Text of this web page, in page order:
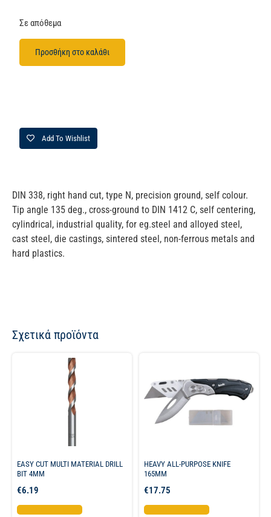
Σε απόθεμα
Προσθήκη στο καλάθι
Add To Wishlist
DIN 338, right hand cut, type N, precision ground, self colour.
Tip angle 135 deg., cross-ground to DIN 1412 C, self centering,
cylindrical, industrial quality, for eg.steel and alloyed steel,
cast steel, die castings, sintered steel, non-ferrous metals and
hard plastics.
Σχετικά προϊόντα
EASY CUT MULTI MATERIAL DRILL
BIT 4MM
€6.19
Προσθήκη στο καλάθι
HEAVY ALL-PURPOSE KNIFE
165MM
€17.75
Προσθήκη στο καλάθι